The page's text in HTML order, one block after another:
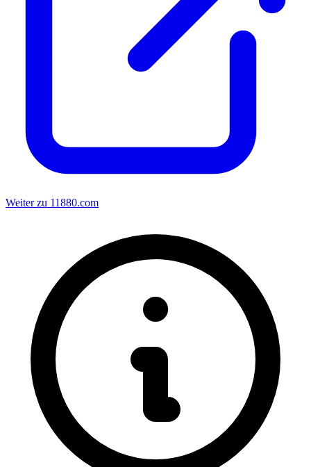
Weiter zu 11880.com